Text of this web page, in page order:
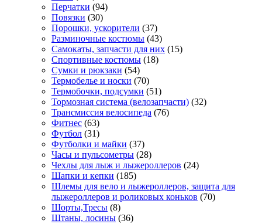
Перчатки (94)
Повязки (30)
Порошки, ускорители (37)
Разминочные костюмы (43)
Самокаты, запчасти для них (15)
Спортивные костюмы (18)
Сумки и рюкзаки (54)
Термобелье и носки (70)
Термобочки, подсумки (51)
Тормозная система (велозапчасти) (32)
Трансмиссия велосипеда (76)
Фитнес (63)
Футбол (31)
Футболки и майки (37)
Часы и пульсометры (28)
Чехлы для лыж и лыжероллеров (24)
Шапки и кепки (185)
Шлемы для вело и лыжероллеров, защита для
лыжероллеров и роликовых коньков (70)
Шорты,Тресы (8)
Штаны, лосины (36)